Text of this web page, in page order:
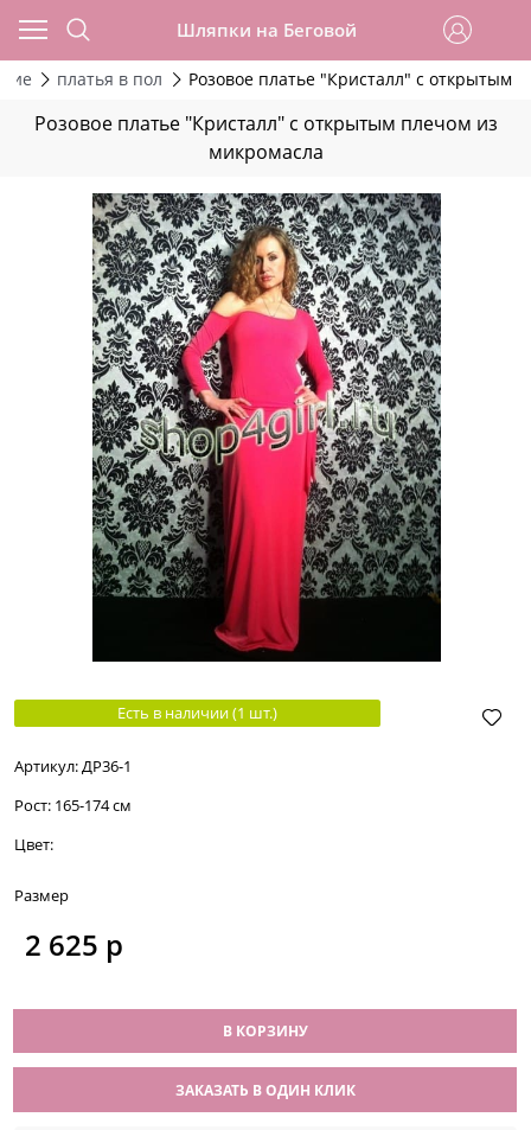
Шляпки на Беговой
платья в пол Розовое платье "Кристалл" с открытым
Розовое платье "Кристалл" с открытым плечом из
микромасла
Есть в наличии (1 шт.)
Артикул:ДР36-1
Рост: 165-174 см
Цвет:
Размер
2 625 р
В КОРЗИНУ
ЗАКАЗАТЬ В ОДИН КЛИК